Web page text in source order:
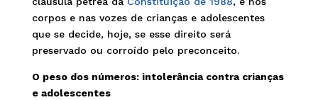
corpos e nas vozes de crianças e adolescentes
que se decide, hoje, se esse direito será
preservado ou corroído pelo preconceito.
O peso dos números: intolerância contra crianças
e adolescentes